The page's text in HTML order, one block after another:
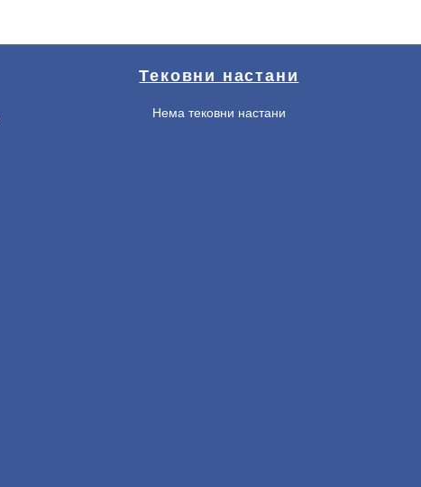
Тековни настани
Нема тековни настани